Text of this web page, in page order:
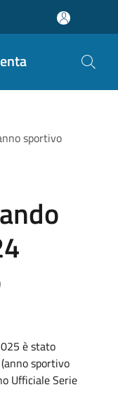
sportivo
è stato
sportivo
Ufficiale Serie